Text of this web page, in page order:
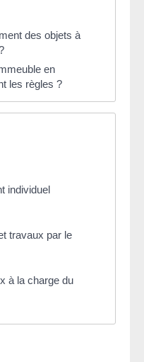
des objets à
en
les règles ?
individuel
travaux par le
à la charge du